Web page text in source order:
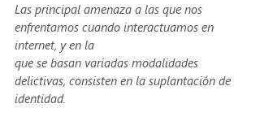
Las principal amenaza a las que nos
enfrentamos cuando interactuamos en
internet, y en la
que se basan variadas modalidades
delictivas, consisten en la suplantación de
identidad.